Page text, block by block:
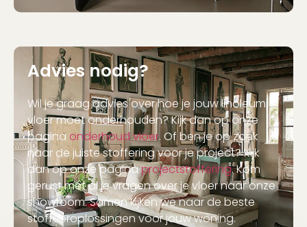
Advies nodig?
Wil je graag advies over hoe je jouw linoleum
vloer moet onderhouden? Kijk dan op onze
pagina onderhoud vloer. Of ben je op zoek
naar de juiste stoffering voor je project? Kijk
dan op onze paginaprojectstoffering. Kom
gerust met al je vragen over je vloer naar onze
showroom. Samen kijken we naar de beste
stoffeeroplossingen voor jouw woning.